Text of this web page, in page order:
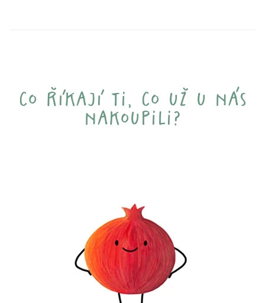
co říkají ti, co už u nás
nakoupili?